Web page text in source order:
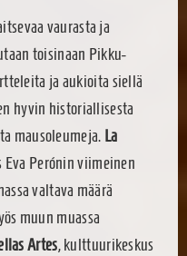
vaurasta ja
toisinaan Pikku-
ja aukioita siellä
hyvin historiallisesta
mausoleumeja. La
Eva Perónin viimeinen
valtava määrä
muun muassa
Artes, kulttuurikeskus